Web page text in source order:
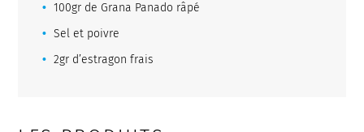
100gr de Grana Panado râpé
Sel et poivre
2gr d’estragon frais